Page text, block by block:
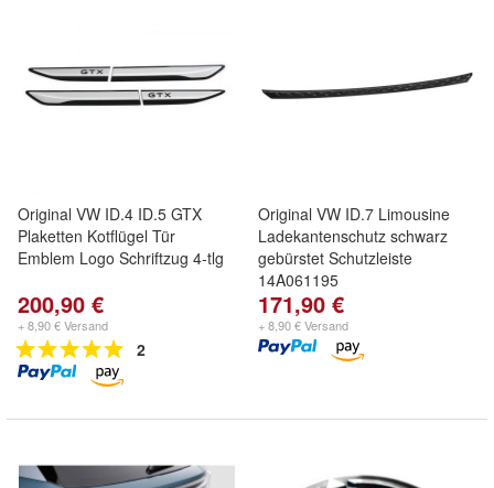
Original VW ID.4 ID.5 GTX
Plaketten Kotflügel Tür
Emblem Logo Schriftzug 4-tlg
200,90 €
+ 8,90 € Versand
2
Original VW ID.7 Limousine
Ladekantenschutz schwarz
gebürstet Schutzleiste
14A061195
171,90 €
+ 8,90 € Versand